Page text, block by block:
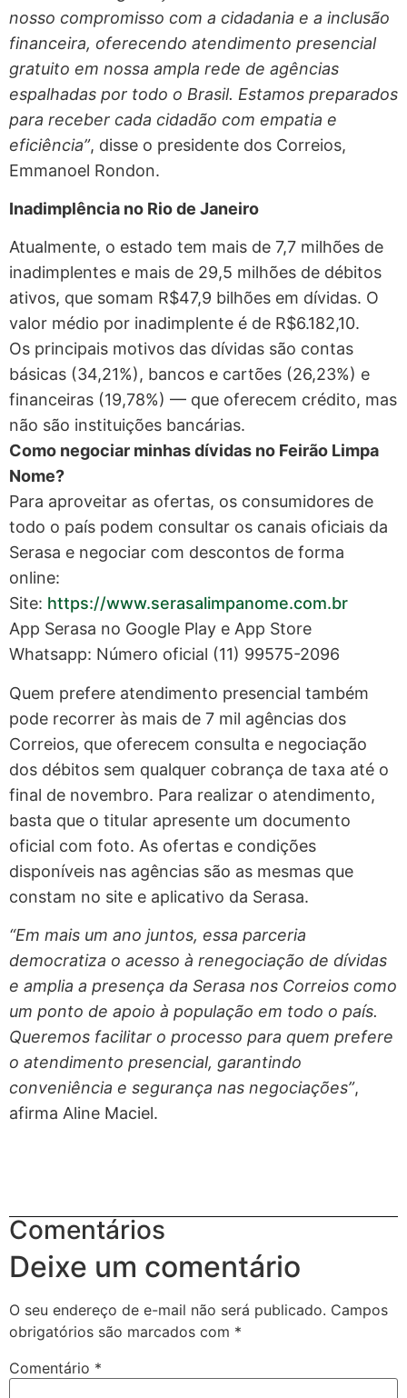
nosso compromisso com a cidadania e a inclusão
financeira, oferecendo atendimento presencial
gratuito em nossa ampla rede de agências
espalhadas por todo o Brasil. Estamos preparados
para receber cada cidadão com empatia e
eficiência”, disse o presidente dos Correios,
Emmanoel Rondon.
Inadimplência no Rio de Janeiro
Atualmente, o estado tem mais de 7,7 milhões de
inadimplentes e mais de 29,5 milhões de débitos
ativos, que somam R$47,9 bilhões em dívidas. O
valor médio por inadimplente é de R$6.182,10.
Os principais motivos das dívidas são contas
básicas (34,21%), bancos e cartões (26,23%) e
financeiras (19,78%) — que oferecem crédito, mas
não são instituições bancárias.
Como negociar minhas dívidas no Feirão Limpa
Nome?
Para aproveitar as ofertas, os consumidores de
todo o país podem consultar os canais oficiais da
Serasa e negociar com descontos de forma
online:
Site: https://www.serasalimpanome.com.br
App Serasa no Google Play e App Store
Whatsapp: Número oficial (11) 99575-2096
Quem prefere atendimento presencial também
pode recorrer às mais de 7 mil agências dos
Correios, que oferecem consulta e negociação
dos débitos sem qualquer cobrança de taxa até o
final de novembro. Para realizar o atendimento,
basta que o titular apresente um documento
oficial com foto. As ofertas e condições
disponíveis nas agências são as mesmas que
constam no site e aplicativo da Serasa.
“Em mais um ano juntos, essa parceria
democratiza o acesso à renegociação de dívidas
e amplia a presença da Serasa nos Correios como
um ponto de apoio à população em todo o país.
Queremos facilitar o processo para quem prefere
o atendimento presencial, garantindo
conveniência e segurança nas negociações”,
afirma Aline Maciel.
Comentários
Deixe um comentário
O seu endereço de e-mail não será publicado. Campos
obrigatórios são marcados com *
Comentário *